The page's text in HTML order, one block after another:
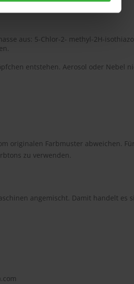
aus: 5-Chlor-2- methyl-2H-
entstehen. Aerosol oder Nebel
originalen Farbmuster abweichen.
zu verwenden.
angemischt. Damit handelt es